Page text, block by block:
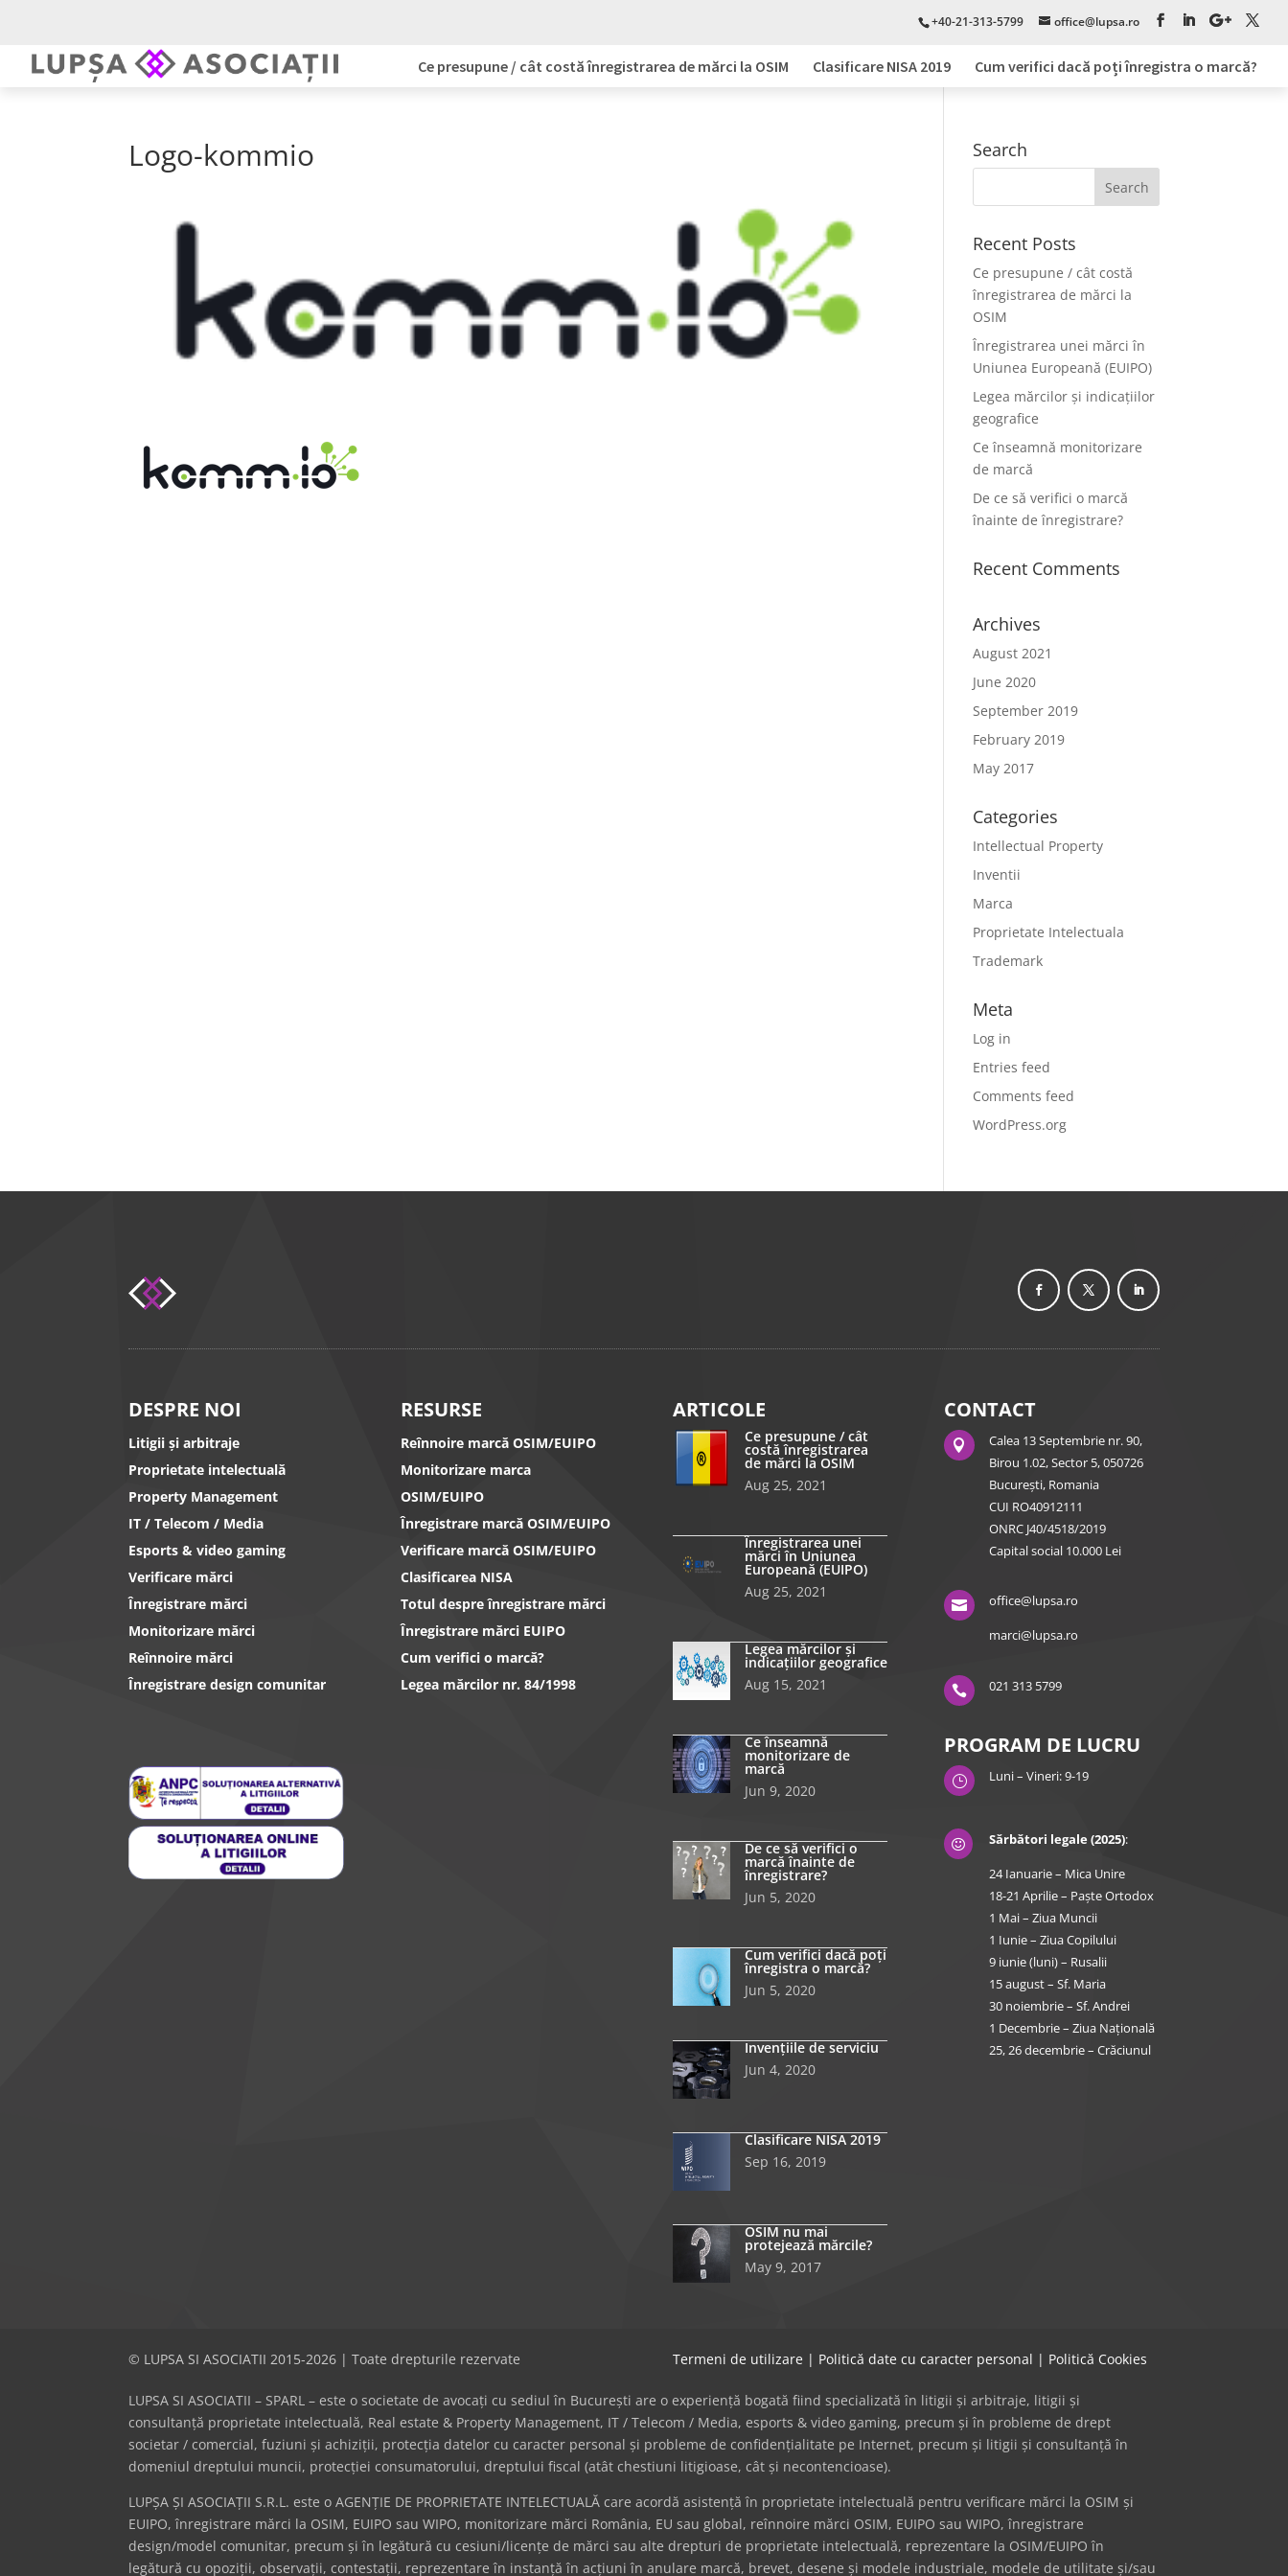
+40-21-313-5799 office@lupsa.ro
Ce presupune / cât costă înregistrarea de mărci la OSIM Clasificare NISA 2019 Cum verifici dacă poți înregistra o marcă?
Logo-kommio Search
Recent Posts
Ce presupune / cât costă
înregistrarea de mărci la
OSIM
Înregistrarea unei mărci în
Uniunea Europeană (EUIPO)
Legea mărcilor și indicațiilor
geografice
Ce înseamnă monitorizare
de marcă
De ce să verifici o marcă
înainte de înregistrare?
Recent Comments
Archives
August 2021
June 2020
September 2019
February 2019
May 2017
Categories
Intellectual Property
Inventii
Marca
Proprietate Intelectuala
Trademark
Meta
Log in
Entries feed
Comments feed
WordPress.org
DESPRE NOI
Litigii și arbitraje
Proprietate intelectuală
Property Management
IT / Telecom / Media
Esports & video gaming
Verificare mărci
Înregistrare mărci
Monitorizare mărci
Reînnoire mărci
Înregistrare design comunitar
RESURSE
Reînnoire marcă OSIM/EUIPO
Monitorizare marca
OSIM/EUIPO
Înregistrare marcă OSIM/EUIPO
Verificare marcă OSIM/EUIPO
Clasificarea NISA
Totul despre înregistrare mărci
Înregistrare mărci EUIPO
Cum verifici o marcă?
Legea mărcilor nr. 84/1998
ARTICOLE
Ce presupune / cât
costă înregistrarea
de mărci la OSIM
Aug 25, 2021
Înregistrarea unei
mărci în Uniunea
Europeană (EUIPO)
Aug 25, 2021
Legea mărcilor și
indicațiilor geografice
Aug 15, 2021
Ce înseamnă
monitorizare de
marcă
Jun 9, 2020
De ce să verifici o
marcă înainte de
înregistrare?
Jun 5, 2020
Cum verifici dacă poți
înregistra o marcă?
Jun 5, 2020
Invențiile de serviciu
Jun 4, 2020
Clasificare NISA 2019
Sep 16, 2019
OSIM nu mai
protejează mărcile?
May 9, 2017
CONTACT

Calea 13 Septembrie nr. 90,
Birou 1.02, Sector 5, 050726
București, Romania
CUI RO40912111
ONRC J40/4518/2019
Capital social 10.000 Lei

office@lupsa.ro
marci@lupsa.ro
 021 313 5799
PROGRAM DE LUCRU
} Luni – Vineri: 9-19
 Sărbători legale (2025):
24 Ianuarie – Mica Unire
18-21 Aprilie – Paște Ortodox
1 Mai – Ziua Muncii
1 Iunie – Ziua Copilului
9 iunie (luni) – Rusalii
15 august – Sf. Maria
30 noiembrie – Sf. Andrei
1 Decembrie – Ziua Națională
25, 26 decembrie – Crăciunul
© LUPSA SI ASOCIATII 2015-2026 | Toate drepturile rezervate Termeni de utilizare | Politică date cu caracter personal | Politică Cookies
LUPSA SI ASOCIATII – SPARL – este o societate de avocați cu sediul în București are o experiență bogată fiind specializată în litigii și arbitraje, litigii și
consultanță proprietate intelectuală, Real estate & Property Management, IT / Telecom / Media, esports & video gaming, precum și în probleme de drept
societar / comercial, fuziuni și achiziții, protecția datelor cu caracter personal și probleme de confidențialitate pe Internet, precum și litigii și consultanță în
domeniul dreptului muncii, protecției consumatorului, dreptului fiscal (atât chestiuni litigioase, cât și necontencioase).
LUPȘA ȘI ASOCIAȚII S.R.L. este o AGENȚIE DE PROPRIETATE INTELECTUALĂ care acordă asistență în proprietate intelectuală pentru verificare mărci la OSIM și
EUIPO, înregistrare mărci la OSIM, EUIPO sau WIPO, monitorizare mărci România, EU sau global, reînnoire mărci OSIM, EUIPO sau WIPO, înregistrare
design/model comunitar, precum și în legătură cu cesiuni/licențe de mărci sau alte drepturi de proprietate intelectuală, reprezentare la OSIM/EUIPO în
legătură cu opoziții, observații, contestații, reprezentare în instanță în acțiuni în anulare marcă, brevet, desene și modele industriale, modele de utilitate și/sau